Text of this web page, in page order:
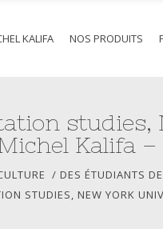
KALIFA NOS PRODUITS
Kalifa
/ DES ÉTUDIANTS
STUDIES, NEW YORK